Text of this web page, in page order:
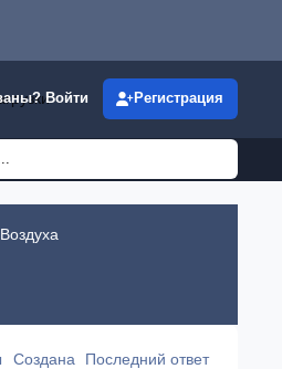
Войти Регистрация
Создана Последний ответ